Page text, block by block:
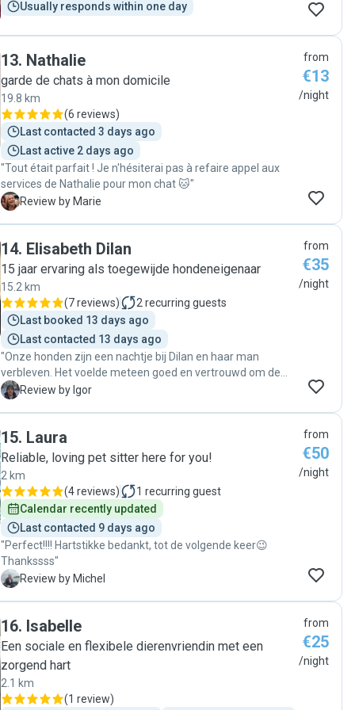
Usually responds within one day
13. Nathalie
garde de chats à mon domicile
19.8 km
(6 reviews)
Last contacted 3 days ago
Last active 2 days ago
"Tout était parfait ! Je n'hésiterai pas à refaire appel aux
services de Nathalie pour mon chat 🐱"
M Review by Marie
from
€13
/night
14. Elisabeth Dilan
15 jaar ervaring als toegewijde hondeneigenaar
15.2 km
(7 reviews) 2 recurring guests
Last booked 13 days ago
Last contacted 13 days ago
"Onze honden zijn een nachtje bij Dilan en haar man
verbleven. Het voelde meteen goed en vertrouwd om de
honden daar achter te laten. Volgens mij hebben ze het
I Review by Igor
from
€35
/night
15. Laura
Reliable, loving pet sitter here for you!
2 km
(4 reviews) 1 recurring guest
Calendar recently updated
Last contacted 9 days ago
"Perfect!!!! Hartstikke bedankt, tot de volgende keer😉
Thankssss"
M Review by Michel
from
€50
/night
16. Isabelle
Een sociale en flexibele dierenvriendin met een
zorgend hart
2.1 km
(1 review)
from
€25
/night